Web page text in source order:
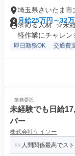
埼玉県さいたま市
月給25万円～32
求める人材: ☆未
軽作業にチャレン
即日勤務OK 交通費
業務委託
未経験でも日給
バー
株式会社ケイソー
人間関係最高でス